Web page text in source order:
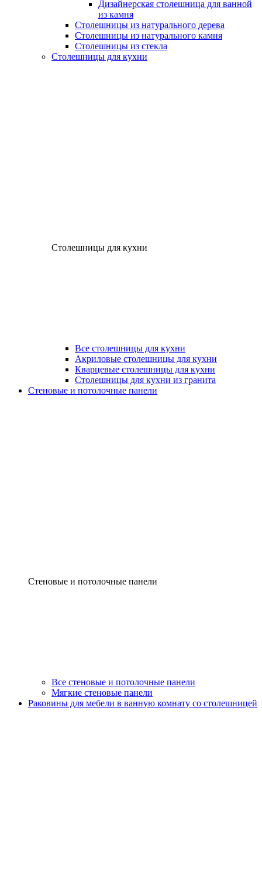
Дизайнерская столешница для ванной
из камня
Столешницы из натурального дерева
Столешницы из натурального камня
Столешницы из стекла
Столешницы для кухни
Столешницы для кухни
Все столешницы для кухни
Акриловые столешницы для кухни
Кварцевые столешницы для кухни
Столешницы для кухни из гранита
Стеновые и потолочные панели
Стеновые и потолочные панели
Все стеновые и потолочные панели
Мягкие стеновые панели
Раковины для мебели в ванную комнату со столешницей